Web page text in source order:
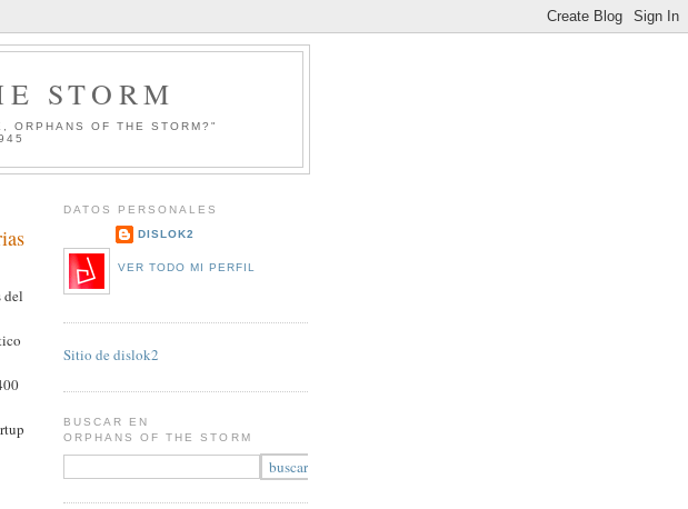
STORM
ORPHANS OF THE STORM?"
del
DATOS PERSONALES
DISLOK2
VER TODO MI PERFIL
Sitio de dislok2
BUSCAR EN
ORPHANS OF THE STORM